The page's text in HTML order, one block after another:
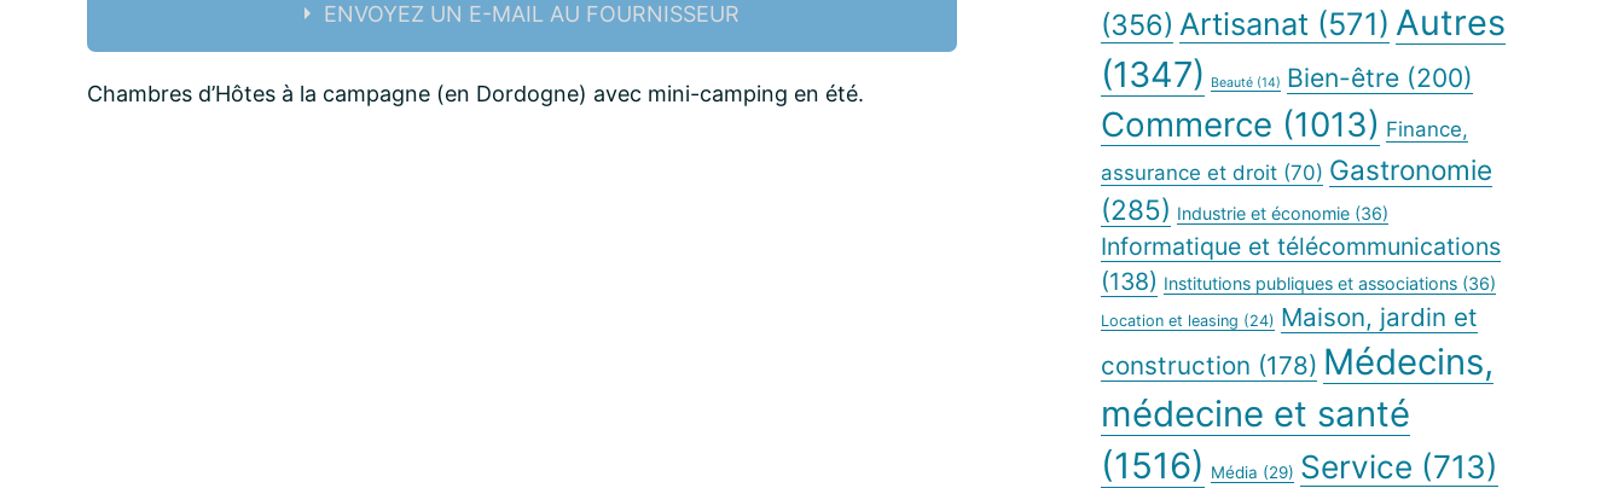
ENVOYEZ UN E-MAIL AU FOURNISSEUR
Nom:
Chambres d’Hôtes à la campagne (en Dordogne) avec mini-camping en été.
(356) Artisanat (571) Autres
(1347)
Beauté (14) Bien-être (200)
Commerce (1013) Finance,
assurance et droit (70) Gastronomie
(285) Industrie et économie (36)
Informatique et télécommunications
(138) Institutions publiques et associations (36)
Location et leasing (24) Maison, jardin et
construction (178) Médecins,
médecine et santé
(1516) Média (29) Service (713)